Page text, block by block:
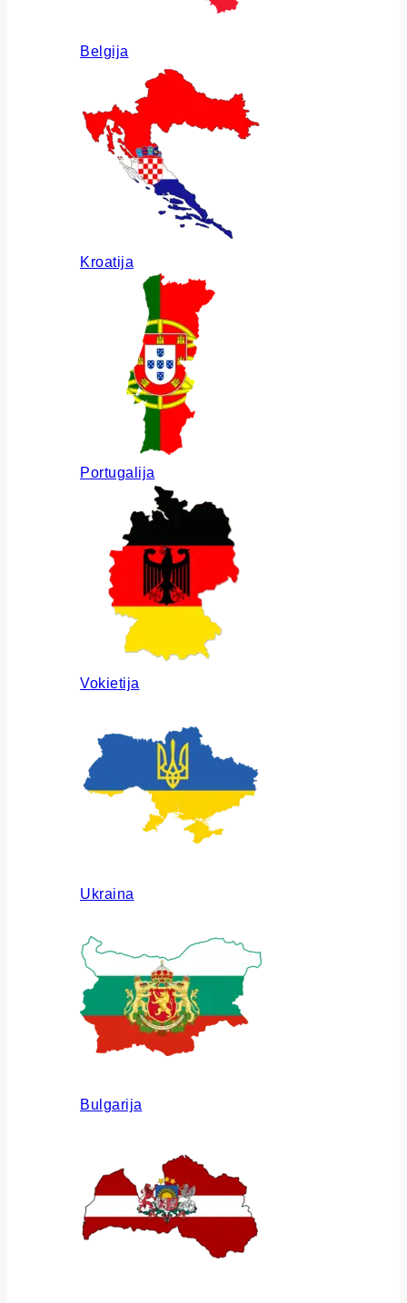
Belgija
Kroatija
Portugalija
Vokietija
Ukraina
Bulgarija